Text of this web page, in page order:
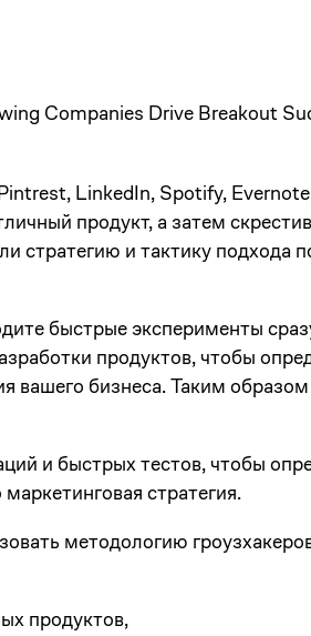
Companies Drive Breakout
LinkedIn, Spotify,
продукт, а затем
стратегию и тактику подхода
быстрые эксперименты
продуктов, чтобы
вашего бизнеса. Таким
и быстрых тестов, чтобы
стратегия.
методологию
продуктов,